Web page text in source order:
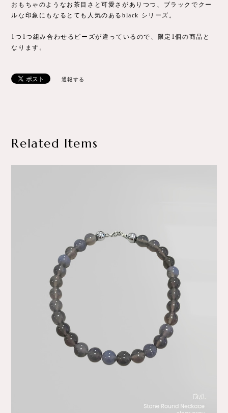
おもちゃのようなお茶目さと可愛さがありつつ、ブラックでクー
ルな印象にもなるとても人気のあるblack シリーズ。
1つ1つ組み合わせるビーズが違っているので、限定1個の商品と
なります。
通報する
Related Items